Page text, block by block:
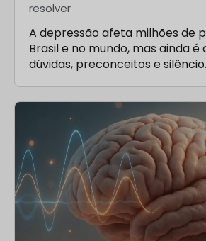
resolver
A depressão afeta milhões de
Brasil e no mundo, mas ainda
dúvidas, preconceitos e